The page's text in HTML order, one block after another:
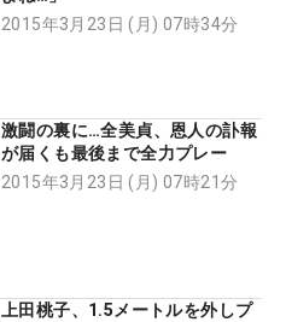
2015年3月23日 (月) 07時34分
激闘の裏に…全美貞、恩人の訃報
が届くも最後まで全力プレー
2015年3月23日 (月) 07時21分
上田桃子、1.5メートルを外しプ